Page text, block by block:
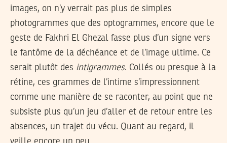
images, on n’y verrait pas plus de simples
photogrammes que des optogrammes, encore que le
geste de Fakhri El Ghezal fasse plus d’un signe vers
le fantôme de la déchéance et de l’image ultime. Ce
serait plutôt des intigrammes. Collés ou presque à la
rétine, ces grammes de l’intime s’impressionnent
comme une manière de se raconter, au point que ne
subsiste plus qu’un jeu d’aller et de retour entre les
absences, un trajet du vécu. Quant au regard, il